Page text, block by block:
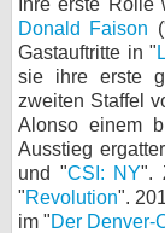
Ihre erste
Donald Faison
Gastauftritte in "
sie ihre erste
zweiten Staffel
Alonso einem
Ausstieg
und "CSI: NY".
"Revolution".
im "Der Denver-